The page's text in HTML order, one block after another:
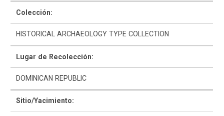
Como Utilizar
Lista Tipológica
Navegar y Buscar
Colección:
HISTORICAL ARCHAEOLOGY TYPE COLLECTION
Lugar de Recolección:
DOMINICAN REPUBLIC
Sitio/Yacimiento: